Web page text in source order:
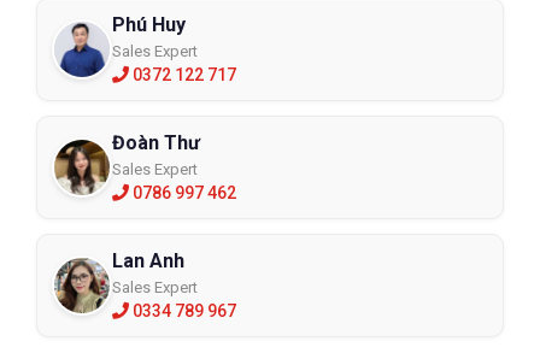
Phú Huy
Sales Expert
0372 122 717
Đoàn Thư
Sales Expert
0786 997 462
Lan Anh
Sales Expert
0334 789 967